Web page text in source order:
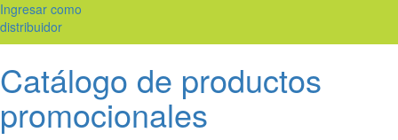
Ingresar como
distribuidor
Catálogo de productos
promocionales